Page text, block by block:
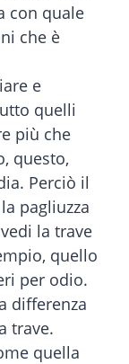
con quale
che è
e
quelli
più che
questo,
Perciò il
pagliuzza
la trave
quello
per odio.
differenza
trave.
quella